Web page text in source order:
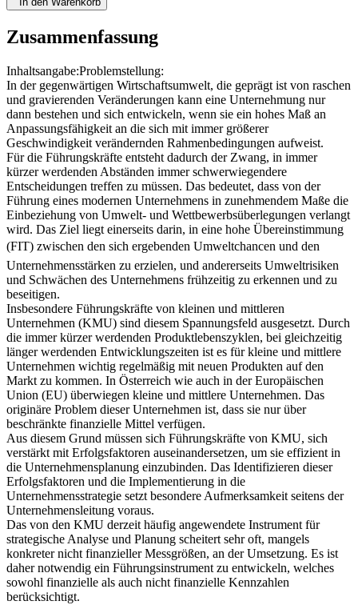
In der gegenwärtigen Wirtschaftsumwelt, die geprägt ist von raschen
und gravierenden Veränderungen kann eine Unternehmung nur
dann bestehen und sich entwickeln, wenn sie ein hohes Maß an
Anpassungsfähigkeit an die sich mit immer größerer
Geschwindigkeit verändernden Rahmenbedingungen aufweist.
Für die Führungskräfte entsteht dadurch der Zwang, in immer
kürzer werdenden Abständen immer schwerwiegendere
Entscheidungen treffen zu müssen. Das bedeutet, dass von der
Führung eines modernen Unternehmens in zunehmendem Maße die
Einbeziehung von Umwelt- und Wettbewerbsüberlegungen verlangt
wird. Das Ziel liegt einerseits darin, in eine hohe Übereinstimmung
(FIT) zwischen den sich ergebenden Umweltchancen und den
Unternehmensstärken zu erzielen, und andererseits Umweltrisiken
und Schwächen des Unternehmens frühzeitig zu erkennen und zu
beseitigen.
Insbesondere Führungskräfte von kleinen und mittleren
Unternehmen (KMU) sind diesem Spannungsfeld ausgesetzt. Durch
die immer kürzer werdenden Produktlebenszyklen, bei gleichzeitig
länger werdenden Entwicklungszeiten ist es für kleine und mittlere
Unternehmen wichtig regelmäßig mit neuen Produkten auf den
Markt zu kommen. In Österreich wie auch in der Europäischen
Union (EU) überwiegen kleine und mittlere Unternehmen. Das
originäre Problem dieser Unternehmen ist, dass sie nur über
beschränkte finanzielle Mittel verfügen.
Aus diesem Grund müssen sich Führungskräfte von KMU, sich
verstärkt mit Erfolgsfaktoren auseinandersetzen, um sie effizient in
die Unternehmensplanung einzubinden. Das Identifizieren dieser
Erfolgsfaktoren und die Implementierung in die
Unternehmensstrategie setzt besondere Aufmerksamkeit seitens der
Unternehmensleitung voraus.
Das von den KMU derzeit häufig angewendete Instrument für
strategische Analyse und Planung scheitert sehr oft, mangels
konkreter nicht finanzieller Messgrößen, an der Umsetzung. Es ist
daher notwendig ein Führungsinstrument zu entwickeln, welches
sowohl finanzielle als auch nicht finanzielle Kennzahlen
berücksichtigt.
Ziel dieser Arbeit ist es die maßgeblichen Erfolgsfaktoren für kleine